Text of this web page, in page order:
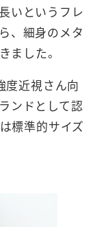
いというフレ
、細身のメタ
ました。
度近視さん向
ンドとして認
標準的サイズ